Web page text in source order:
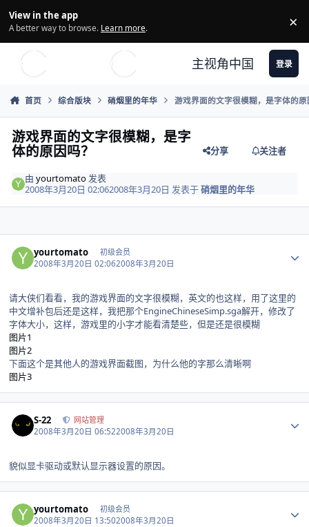
View in the app
A better way to browse. Learn more. ×
主视角中国 登录
首页 综合版块 硝烟里的年华 游戏界面的文字很模糊，是字体的原
游戏界面的文字很模糊，是字
体的原因吗？ 分享 关注者
由yourtomato 发表
2008年3月20日 02:062008年3月20日 发表于硝烟里的年华
yourtomato 初级会员
2008年3月20日 02:062008年3月20日
请大侠们看看，我的游戏界面的文字很模糊，英文的也这样，用了这里的
中文增补包后还是这样，我把那个EngineChineseSimp.sga解开，修改了
字体大小，这样，游戏里的小字才能看清楚些，但是还是很模糊
图片1
图片2
下面这个是其他人的游戏界面截图，为什么他的字那么清晰啊
图片3
S-22 网站管理
2008年3月20日 06:522008年3月20日
貌似显卡驱动或默认显示器设置的原因。
yourtomato 初级会员
2008年3月20日 13:502008年3月20日